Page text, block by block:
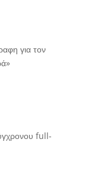
για τον
full-